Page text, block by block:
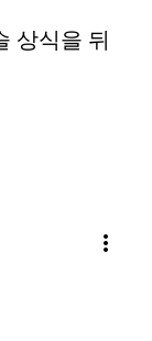
상식을 뒤
more_vert